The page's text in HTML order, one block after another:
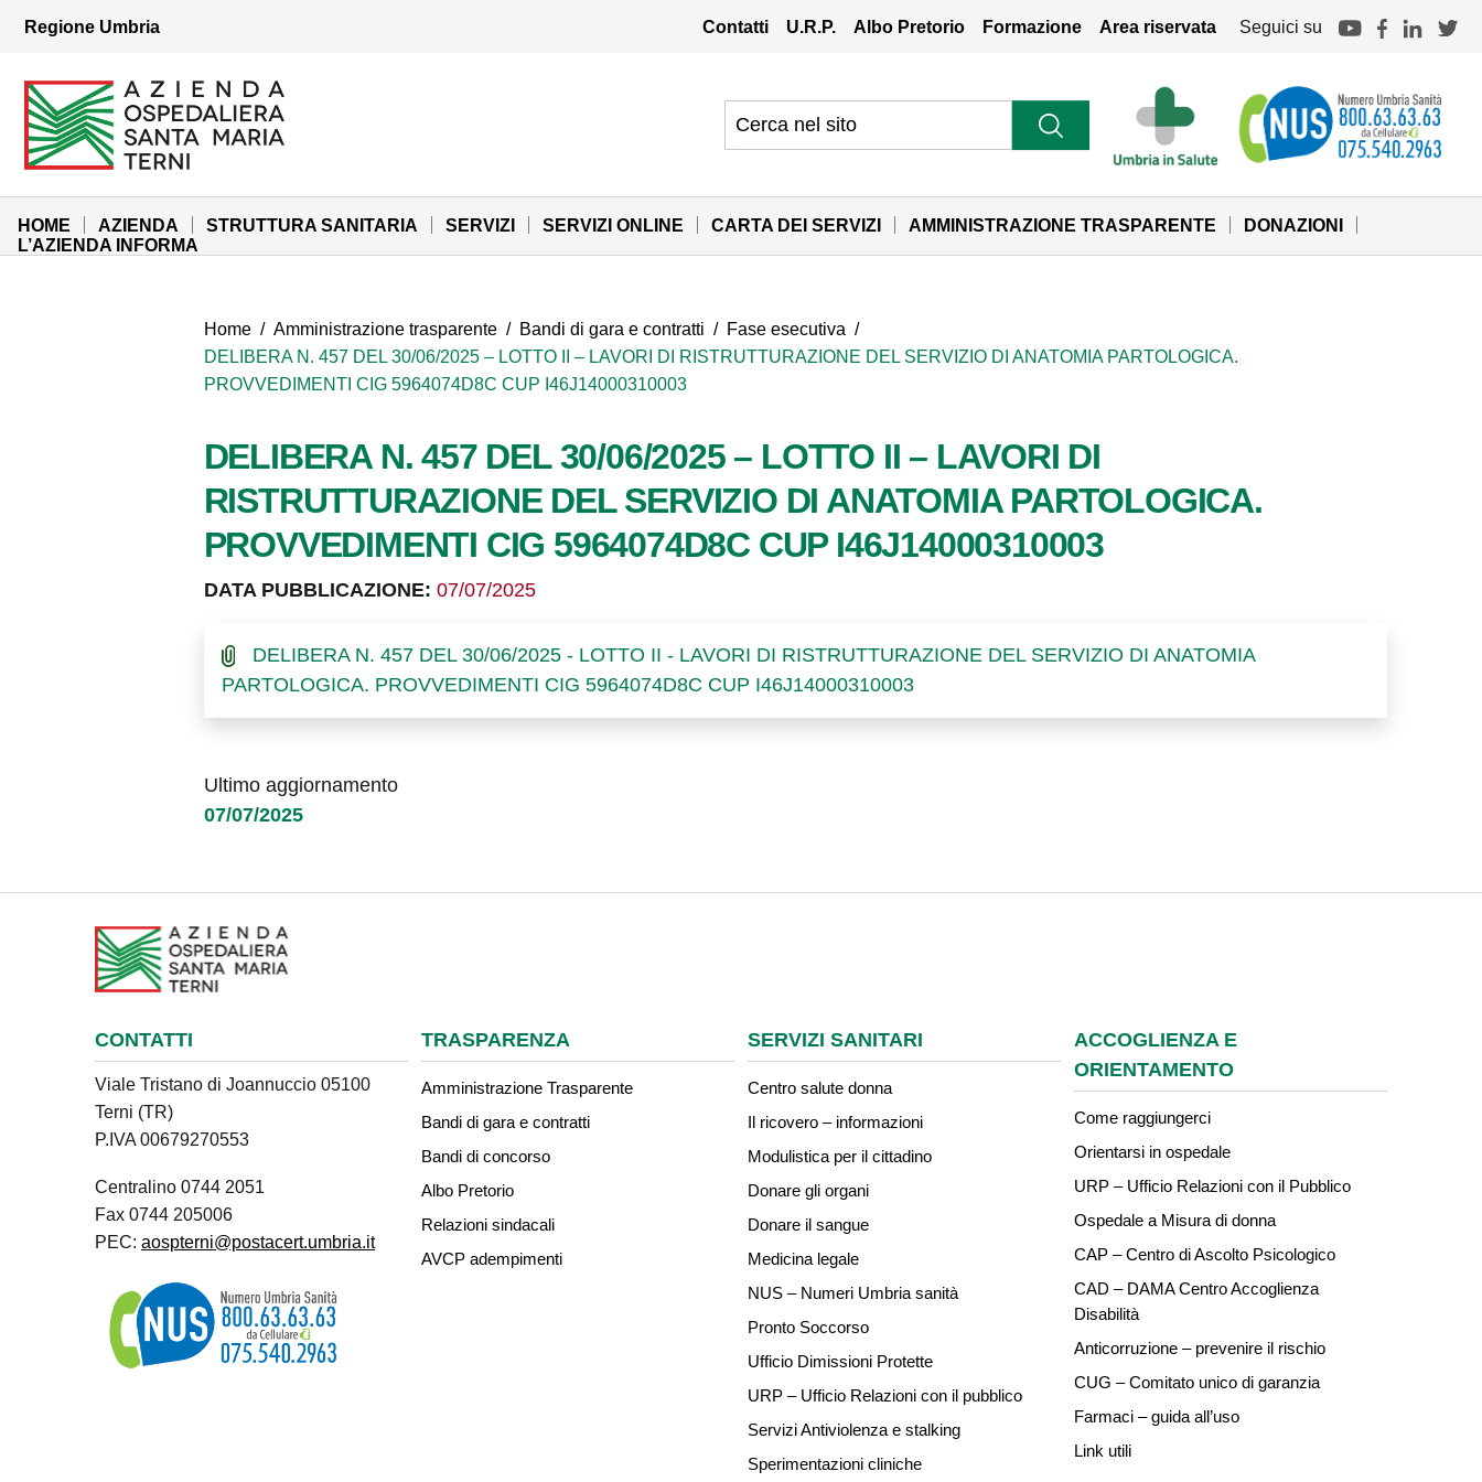
Vai al menu di navigazione
Regione Umbria Contatti U.R.P. Albo Pretorio Formazione Area riservata Seguici su
Azienda Ospedaliera Santa Maria di Terni
Sito Istituzionale
HOME AZIENDA STRUTTURA SANITARIA SERVIZI SERVIZI ONLINE CARTA DEI SERVIZI AMMINISTRAZIONE TRASPARENTE
DONAZIONI
L’AZIENDA INFORMA
Home / Amministrazione trasparente / Bandi di gara e contratti / Fase esecutiva /
DELIBERA N. 457 DEL 30/06/2025 – LOTTO II – LAVORI DI RISTRUTTURAZIONE DEL SERVIZIO DI ANATOMIA PARTOLOGICA.
PROVVEDIMENTI CIG 5964074D8C CUP I46J14000310003
DELIBERA N. 457 DEL 30/06/2025 – LOTTO II – LAVORI DI
RISTRUTTURAZIONE DEL SERVIZIO DI ANATOMIA PARTOLOGICA.
PROVVEDIMENTI CIG 5964074D8C CUP I46J14000310003
DATA PUBBLICAZIONE: 07/07/2025
DELIBERA N. 457 DEL 30/06/2025 - LOTTO II - LAVORI DI RISTRUTTURAZIONE DEL SERVIZIO DI ANATOMIA
PARTOLOGICA. PROVVEDIMENTI CIG 5964074D8C CUP I46J14000310003
Ultimo aggiornamento
07/07/2025
CONTATTI
Viale Tristano di Joannuccio 05100
Terni (TR)
P.IVA 00679270553
Centralino 0744 2051
Fax 0744 205006
PEC: aospterni@postacert.umbria.it
TRASPARENZA
Amministrazione Trasparente
Bandi di gara e contratti
Bandi di concorso
Albo Pretorio
Relazioni sindacali
AVCP adempimenti
SERVIZI SANITARI
Centro salute donna
Il ricovero – informazioni
Modulistica per il cittadino
Donare gli organi
Donare il sangue
Medicina legale
NUS – Numeri Umbria sanità
Pronto Soccorso
Ufficio Dimissioni Protette
URP – Ufficio Relazioni con il pubblico
Servizi Antiviolenza e stalking
Sperimentazioni cliniche
ACCOGLIENZA E
ORIENTAMENTO
Come raggiungerci
Orientarsi in ospedale
URP – Ufficio Relazioni con il Pubblico
Ospedale a Misura di donna
CAP – Centro di Ascolto Psicologico
CAD – DAMA Centro Accoglienza
Disabilità
Anticorruzione – prevenire il rischio
CUG – Comitato unico di garanzia
Farmaci – guida all’uso
Link utili